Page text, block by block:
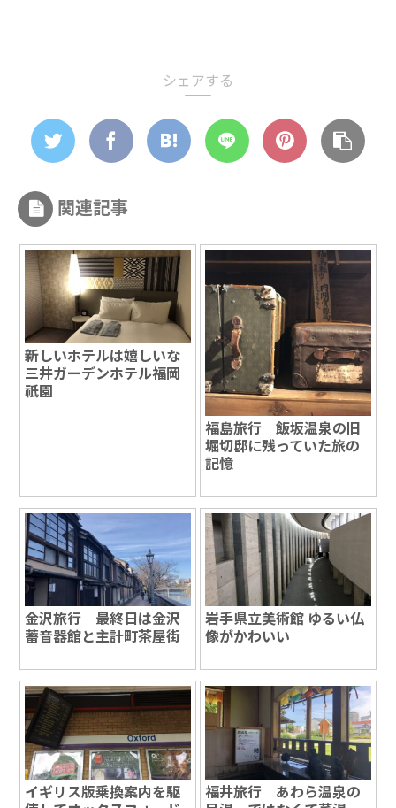
シェアする
関連記事
新しいホテルは嬉しいな
三井ガーデンホテル福岡
祇園
福島旅行 飯坂温泉の旧
堀切邸に残っていた旅の
記憶
金沢旅行 最終日は金沢
蓄音器館と主計町茶屋街
岩手県立美術館 ゆるい仏
像がかわいい
イギリス版乗換案内を駆
福井旅行 あわら温泉の